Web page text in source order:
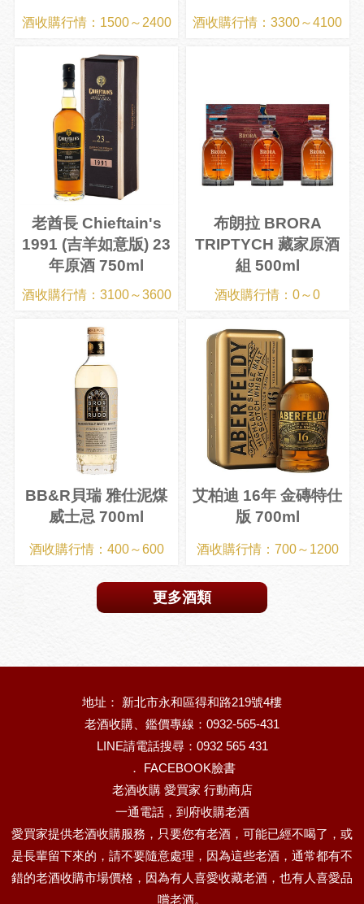
酒收購行情：1500～2400 酒收購行情：3300～4100
老酋長 Chieftain's
1991 (吉羊如意版) 23
年原酒 750ml
酒收購行情：3100～3600
布朗拉 BRORA
TRIPTYCH 藏家原酒
組 500ml
酒收購行情：0～0
BB&R貝瑞 雅仕泥煤
威士忌 700ml
酒收購行情：400～600
艾柏迪 16年 金磚特仕
版 700ml
酒收購行情：700～1200
更多酒類
地址： 新北市永和區得和路219號4樓
老酒收購、鑑價專線：0932-565-431
LINE請電話搜尋：0932 565 431
．
FACEBOOK臉書
老酒收購 愛買家 行動商店
一通電話，到府收購老酒
愛買家提供老酒收購服務，只要您有老酒，可能已經不喝了，或
是長輩留下來的，請不要隨意處理，因為這些老酒，通常都有不
錯的老酒收購市場價格，因為有人喜愛收藏老酒，也有人喜愛品
嚐老酒。